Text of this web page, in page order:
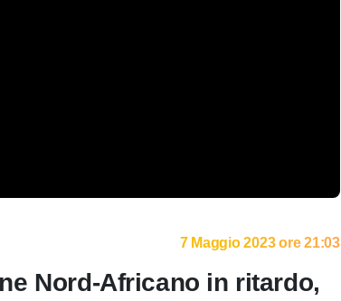
7 Maggio 2023 ore 21:03
Nord-Africano in ritardo,